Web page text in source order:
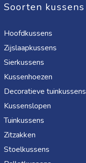
Soorten kussens
Hoofdkussens
Zijslaapkussens
Sierkussens
Kussenhoezen
Decoratieve tuinkussens
Kussenslopen
Tuinkussens
Zitzakken
Stoelkussens